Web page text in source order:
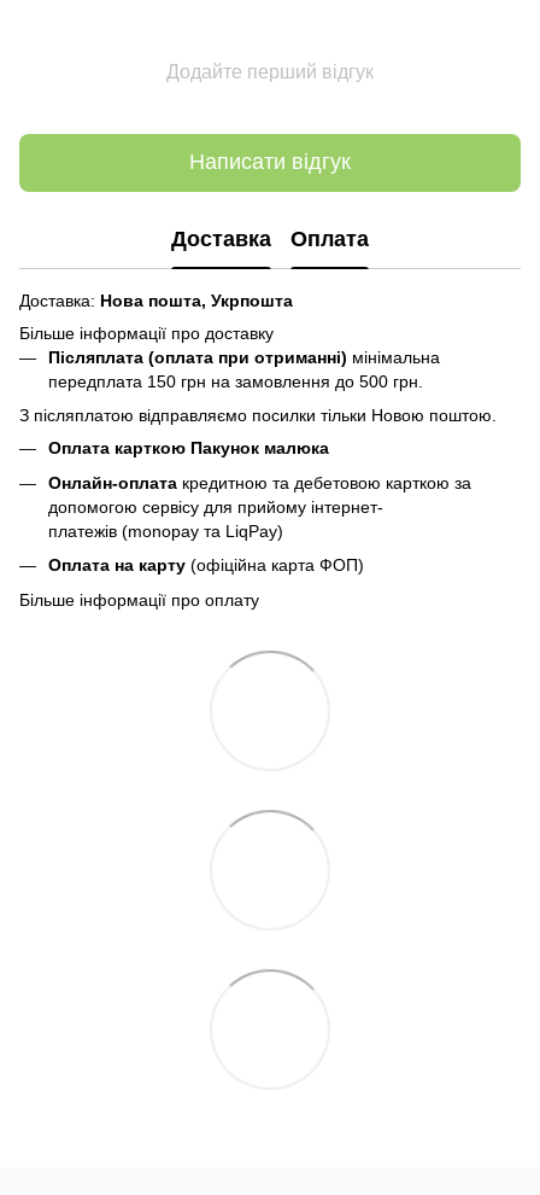
Додайте перший відгук
Написати відгук
Доставка Оплата
Доставка: Нова пошта, Укрпошта
Більше інформації про доставку
Післяплата (оплата при отриманні) мінімальна
передплата 150 грн на замовлення до 500 грн.
З післяплатою відправляємо посилки тільки Новою поштою.
Оплата карткою Пакунок малюка
Онлайн-оплата кредитною та дебетовою карткою за
допомогою сервісу для прийому інтернет-
платежів (monopay та LiqPay)
Оплата на карту (офіційна карта ФОП)
Більше інформації про оплату